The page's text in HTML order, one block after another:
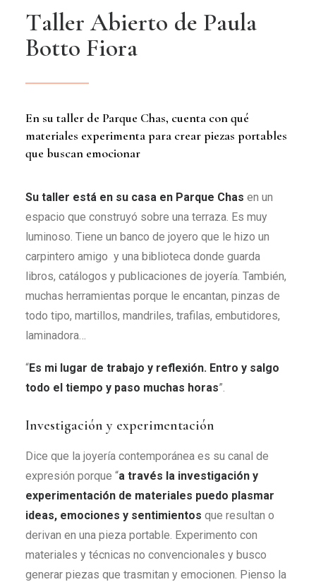
Taller Abierto de Paula
Botto Fiora
En su taller de Parque Chas, cuenta con qué
materiales experimenta para crear piezas portables
que buscan emocionar
Su taller está en su casa en Parque Chas en un
espacio que construyó sobre una terraza. Es muy
luminoso. Tiene un banco de joyero que le hizo un
carpintero amigo y una biblioteca donde guarda
libros, catálogos y publicaciones de joyería. También,
muchas herramientas porque le encantan, pinzas de
todo tipo, martillos, mandriles, trafilas, embutidores,
laminadora…
“Es mi lugar de trabajo y reflexión. Entro y salgo
todo el tiempo y paso muchas horas”.
Investigación y experimentación
Dice que la joyería contemporánea es su canal de
expresión porque “a través la investigación y
experimentación de materiales puedo plasmar
ideas, emociones y sentimientos que resultan o
derivan en una pieza portable. Experimento con
materiales y técnicas no convencionales y busco
generar piezas que trasmitan y emocionen. Pienso la